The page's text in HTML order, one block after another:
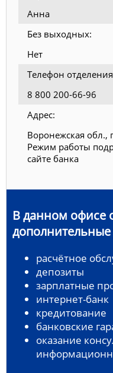
Анна
Без выходных:
Нет
Телефон
8 800 200-66-96
Адрес:
Воронежская обл.,
Режим работы
сайте банка
В данном офисе
дополнительные
расчётное
депозиты
зарплатные
интернет-банк
кредитование
банковские
оказание